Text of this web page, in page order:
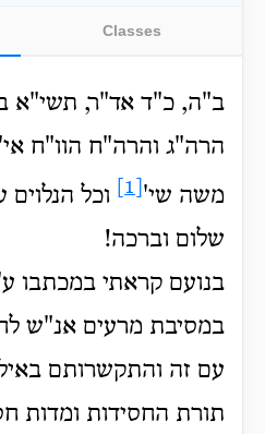
Classes
ב"ה, כ"ד אד"ר, תשי"א
הרה"ג והרה"ח הוו"ח
משה שי'
וכל הנלוים
שלום וברכה!
בנועם קראתי במכתבו
במסיבת מרעים אנ"ש
עם זה והתקשרותם
תורת החסידות ומדות